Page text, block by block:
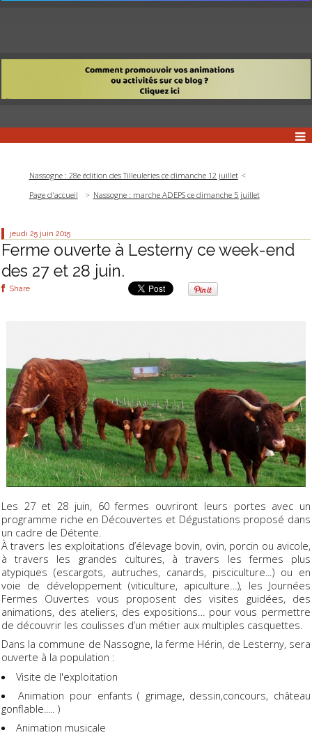
Nassogne : 28e édition des Tilleuleries ce dimanche 12 juillet
Page d'accueil
Nassogne : marche ADEPS ce dimanche 5 juillet
jeudi 25 juin 2015
Ferme ouverte à Lesterny ce week-end
des 27 et 28 juin.
Share
Les 27 et 28 juin, 60 fermes ouvriront leurs portes avec un
programme riche en Découvertes et Dégustations proposé dans
un cadre de Détente.
À travers les exploitations d’élevage bovin, ovin, porcin ou avicole,
à travers les grandes cultures, à travers les fermes plus
atypiques (escargots, autruches, canards, pisciculture...) ou en
voie de développement (viticulture, apiculture…), les Journées
Fermes Ouvertes vous proposent des visites guidées, des
animations, des ateliers, des expositions… pour vous permettre
de découvrir les coulisses d’un métier aux multiples casquettes.
Dans la commune de Nassogne, la ferme Hérin, de Lesterny, sera
ouverte à la population :
Visite de l'exploitation
Animation pour enfants ( grimage, dessin,concours, château
gonflable..... )
Animation musicale